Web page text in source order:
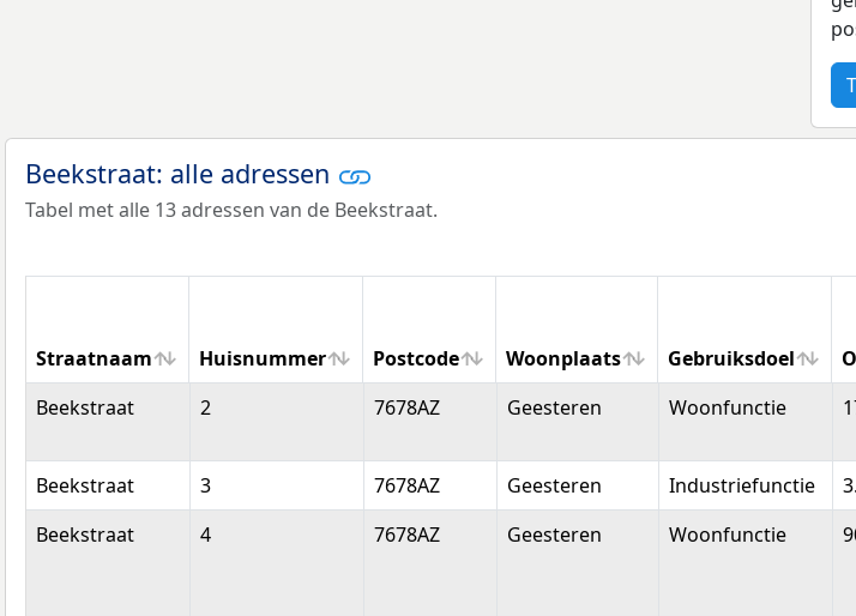
Beekstraat: alle adressen
Tabel met alle 13 adressen van de Beekstraat.
Straatnaam Huisnummer Postcode Woonplaats Gebruiksdoel
Straatnaam
Huisnummer Postcode Woonplaats Gebruiksdoel
Beekstraat 2 7678AZ Geesteren Woonfunctie
Beekstraat 3 7678AZ Geesteren Industriefunctie
Beekstraat
4 7678AZ Geesteren Woonfunctie